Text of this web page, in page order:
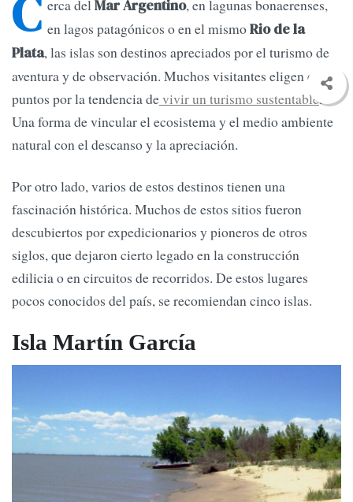
C erca delMar Argentino, en lagunas bonaerenses,
en lagos patagónicos o en el mismoRio de la
Plata, las islas son destinos apreciados por el turismo de
aventura y de observación. Muchos visitantes eligen estos
puntos por la tendencia devivir un turismo sustentable.
Una forma de vincular el ecosistema y el medio ambiente
natural con el descanso y la apreciación.
Por otro lado, varios de estos destinos tienen una
fascinación histórica. Muchos de estos sitios fueron
descubiertos por expedicionarios y pioneros de otros
siglos, que dejaron cierto legado en la construcción
edilicia o en circuitos de recorridos. De estos lugares
pocos conocidos del país, se recomiendan cinco islas.
Isla Martín García